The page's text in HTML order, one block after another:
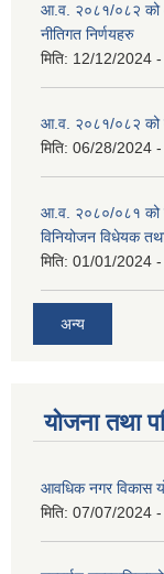
आ.व. २०८१/०८२ को
नीतिगत निर्णयहरु
मिति: 12/12/2024
आ.व. २०८१/०८२ को
मिति: 06/28/2024
आ.व. २०८०/०८१ को
विनियोजन विधेयक
मिति: 01/01/2024
अन्य
योजना तथा
आवधिक नगर विकास
मिति: 07/07/2024